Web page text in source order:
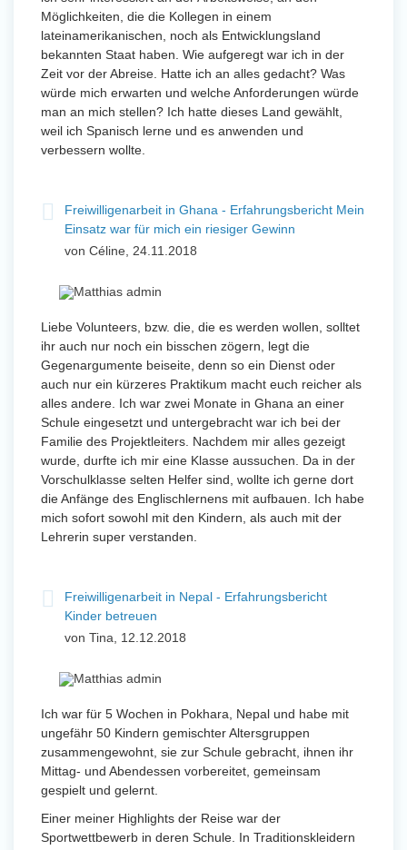
Möglichkeiten, die die Kollegen in einem
lateinamerikanischen, noch als Entwicklungsland
bekannten Staat haben. Wie aufgeregt war ich in der
Zeit vor der Abreise. Hatte ich an alles gedacht? Was
würde mich erwarten und welche Anforderungen würde
man an mich stellen? Ich hatte dieses Land gewählt,
weil ich Spanisch lerne und es anwenden und
verbessern wollte.
Freiwilligenarbeit in Ghana - Erfahrungsbericht Mein
Einsatz war für mich ein riesiger Gewinn
von Céline, 24.11.2018
Liebe Volunteers, bzw. die, die es werden wollen, solltet
ihr auch nur noch ein bisschen zögern, legt die
Gegenargumente beiseite, denn so ein Dienst oder
auch nur ein kürzeres Praktikum macht euch reicher als
alles andere. Ich war zwei Monate in Ghana an einer
Schule eingesetzt und untergebracht war ich bei der
Familie des Projektleiters. Nachdem mir alles gezeigt
wurde, durfte ich mir eine Klasse aussuchen. Da in der
Vorschulklasse selten Helfer sind, wollte ich gerne dort
die Anfänge des Englischlernens mit aufbauen. Ich habe
mich sofort sowohl mit den Kindern, als auch mit der
Lehrerin super verstanden.
Freiwilligenarbeit in Nepal - Erfahrungsbericht
Kinder betreuen
von Tina, 12.12.2018
Ich war für 5 Wochen in Pokhara, Nepal und habe mit
ungefähr 50 Kindern gemischter Altersgruppen
zusammengewohnt, sie zur Schule gebracht, ihnen ihr
Mittag- und Abendessen vorbereitet, gemeinsam
gespielt und gelernt.
Einer meiner Highlights der Reise war der
Sportwettbewerb in deren Schule. In Traditionskleidern